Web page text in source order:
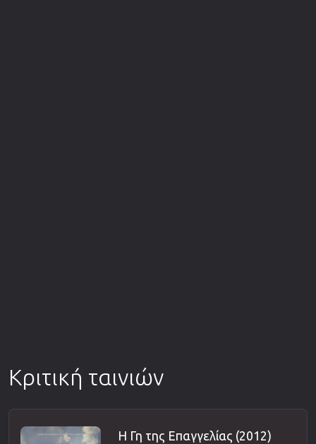
Κριτική ταινιών
Η Γη της Επαγγελίας (2012)